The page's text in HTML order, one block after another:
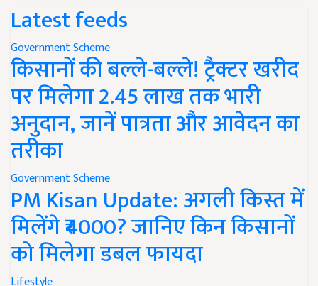
Latest feeds
Government Scheme
किसानों की बल्ले-बल्ले! ट्रैक्टर खरीद
पर मिलेगा 2.45 लाख तक भारी
अनुदान, जानें पात्रता और आवेदन का
तरीका
Government Scheme
PM Kisan Update: अगली किस्त में
मिलेंगे ₹4000? जानिए किन किसानों
को मिलेगा डबल फायदा
Lifestyle